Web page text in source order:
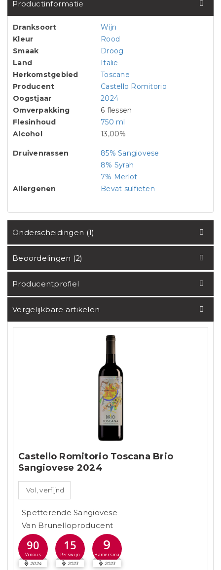
Productinformatie
Dranksoort
Wijn
Kleur
Rood
Smaak
Droog
Land
Italië
Herkomstgebied
Toscane
Producent
Castello Romitorio
Oogstjaar
2024
Omverpakking
6 flessen
Flesinhoud
750 ml
Alcohol
13,00%
Druivenrassen
85% Sangiovese
8% Syrah
7% Merlot
Allergenen
Bevat sulfieten
Onderscheidingen (1)
Beoordelingen (2)
Producentprofiel
Vergelijkbare artikelen
Castello Romitorio Toscana Brio
Sangiovese 2024
Vol, verfijnd
Spetterende Sangiovese
Van Brunelloproducent
90
Vinous
2024
15
Perswijn
2023
9
Hamersma
2023